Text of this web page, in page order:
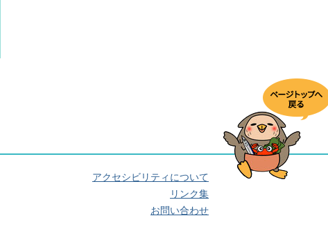
アクセシビリティについて
リンク集
お問い合わせ